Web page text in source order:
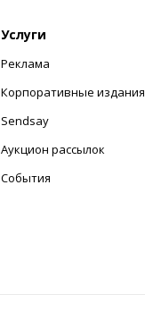
Услуги
Реклама
Корпоративные издания
Sendsay
Аукцион рассылок
События